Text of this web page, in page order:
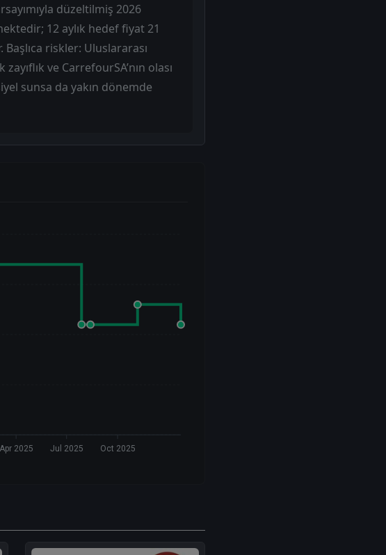
düzeltilmiş 2026
12 aylık hedef fiyat 21
Başlıca riskler: Uluslararası
ve CarrefourSA’nın olası
sunsa da yakın dönemde
Apr 2025 Jul 2025 Oct 2025